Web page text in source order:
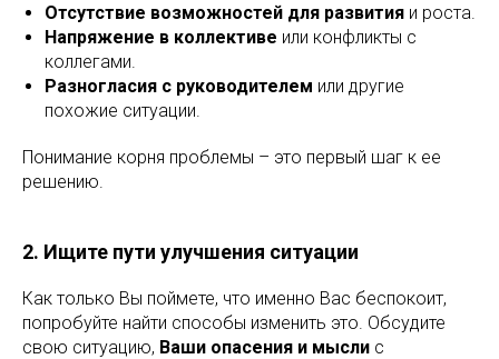
Отсутствие возможностей для развития и роста.
Напряжение в коллективе или конфликты с
коллегами.
Разногласия с руководителем или другие
похожие ситуации.
Понимание корня проблемы – это первый шаг к ее
решению.
2. Ищите пути улучшения ситуации
Как только Вы поймете, что именно Вас беспокоит,
попробуйте найти способы изменить это. Обсудите
свою ситуацию, Ваши опасения и мысли с